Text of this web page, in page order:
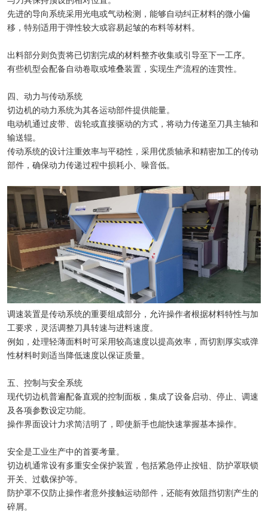
先进的导向系统采用光电或气动检测，能够自动纠正材料的微小偏
移，特别适用于弹性较大或容易起皱的布料等材料。
出料部分则负责将已切割完成的材料整齐收集或引导至下一工序。
有些机型会配备自动卷取或堆叠装置，实现生产流程的连贯性。
四、动力与传动系统
切边机的动力系统为其各运动部件提供能量。
电动机通过皮带、齿轮或直接驱动的方式，将动力传递至刀具主轴和
输送辊。
传动系统的设计注重效率与平稳性，采用优质轴承和精密加工的传动
部件，确保动力传递过程中损耗小、噪音低。
调速装置是传动系统的重要组成部分，允许操作者根据材料特性与加
工要求，灵活调整刀具转速与进料速度。
例如，处理轻薄面料时可采用较高速度以提高效率，而切割厚实或弹
性材料时则适当降低速度以保证质量。
五、控制与安全系统
现代切边机普遍配备直观的控制面板，集成了设备启动、停止、调速
及各项参数设定功能。
操作界面设计力求简洁明了，即使新手也能快速掌握基本操作。
安全是工业生产中的首要考量。
切边机通常设有多重安全保护装置，包括紧急停止按钮、防护罩联锁
开关、过载保护等。
防护罩不仅防止操作者意外接触运动部件，还能有效阻挡切割产生的
碎屑。